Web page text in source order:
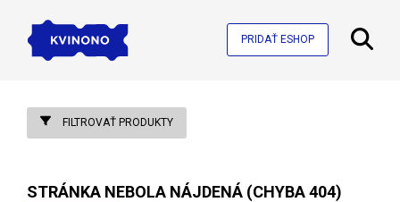
PRIDAŤ ESHOP
FILTROVAŤ PRODUKTY
STRÁNKA NEBOLA NÁJDENÁ (CHYBA 404)